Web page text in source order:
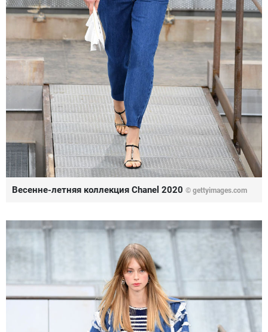
Весенне-летняя коллекция Chanel 2020 © gettyimages.com